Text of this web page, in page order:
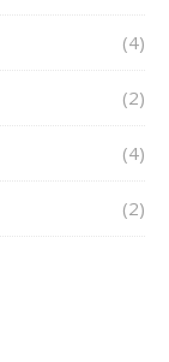
(4)
(2)
(4)
(2)